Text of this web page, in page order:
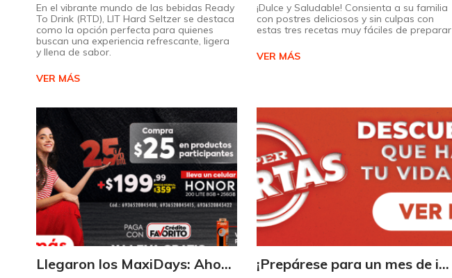
En el vibrante mundo de las bebidas Ready
To Drink (RTD), LIT Hard Seltzer se destaca
como la opción perfecta para quienes
buscan una experiencia refrescante, ligera
y llena de sabor.
VER MÁS
¡Dulce y Saludable! Consienta a su familia
con postres deliciosos y sin culpas con
estas tres recetas muy fáciles de preparar
VER MÁS
Llegaron los MaxiDays: Ahorre en sus marcas favoritas ¡Prepárese para un mes de increíbles descuentos en Supermaxi!